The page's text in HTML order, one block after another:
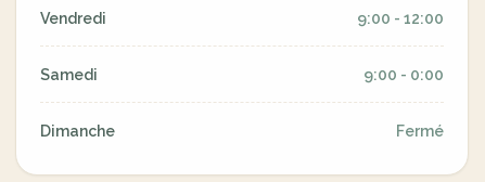
Vendredi 9:00 - 12:00
Samedi 9:00 - 0:00
Dimanche Fermé